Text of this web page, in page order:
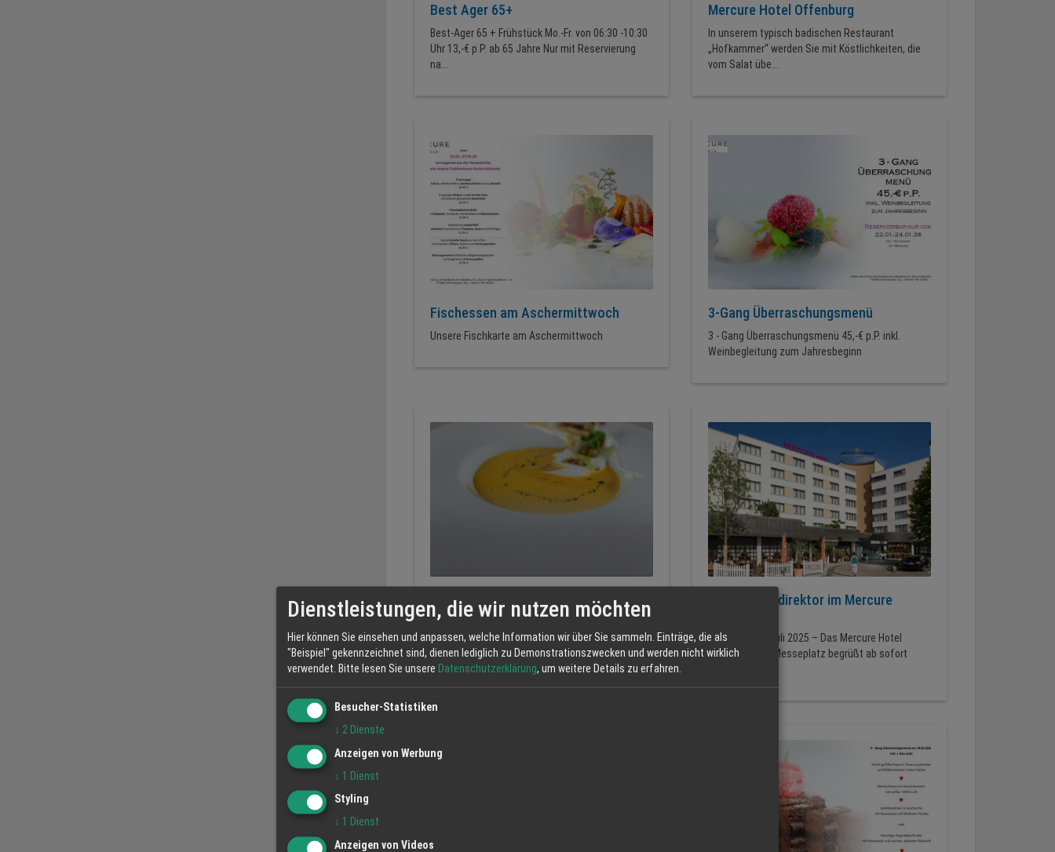
Best Ager 65+
Best-Ager 65 + Frühstück Mo.-Fr. von 06:30 -10:30
Uhr 13,-€ p.P. ab 65 Jahre Nur mit Reservierung
na...
Mercure Hotel Offenburg
In unserem typisch badischen Restaurant
„Hofkammer“ werden Sie mit Köstlichkeiten, die
vom Salat übe...
Fischessen am Aschermittwoch
Unsere Fischkarte am Aschermittwoch
3-Gang Überraschungsmenü
3 - Gang Überraschungsmenü 45,-€ p.P. inkl.
Weinbegleitung zum Jahresbeginn
Neuer alter Küchenchef
Unser Küchenchef Christian Grindler, hat sich gut
eingelebt, er kocht mit viel Herz, Leidenschaft
un...
Neuer Hoteldirektor im Mercure
Offenburg, 1. Juli 2025 – Das Mercure Hotel
Offenburg am Messeplatz begrüßt ab sofort
Dienstleistungen, die wir nutzen möchten
Hier können Sie einsehen und anpassen, welche Information wir über Sie sammeln. Einträge, die als
"Beispiel" gekennzeichnet sind, dienen lediglich zu Demonstrationszwecken und werden nicht wirklich
verwendet. Bitte lesen Sie unsere Datenschutzerklärung, um weitere Details zu erfahren.
Besucher-Statistiken
↓ 2 Dienste
Anzeigen von Werbung
↓ 1 Dienst
Styling
↓ 1 Dienst
Anzeigen von Videos